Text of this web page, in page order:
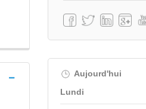
Aujourd'hui
Lundi